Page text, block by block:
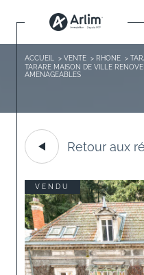
ACCUEIL VENTE RHONE
TARARE MAISON DE VILLE
AMENAGEABLES
Retour aux
VENDU